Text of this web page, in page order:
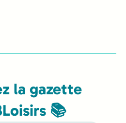
la gazette
📚